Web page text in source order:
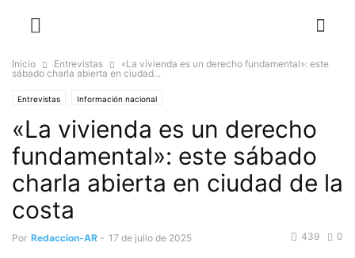
Inicio Entrevistas
«La vivienda es un derecho fundamental»: este
sábado charla abierta en ciudad...
Entrevistas Información nacional
«La vivienda es un derecho
fundamental»: este sábado
charla abierta en ciudad de la
costa
Por Redaccion-AR - 17 de julio de 2025 0
439